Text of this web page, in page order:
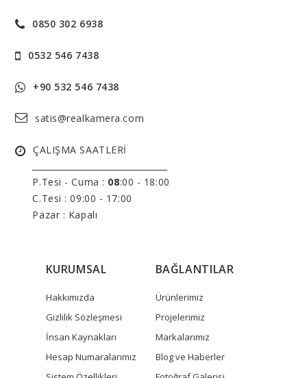
0850 302 6938
0532 546 7438
+90 532 546 7438
satis@realkamera.com
ÇALIŞMA SAATLERİ
P.Tesi - Cuma : 08:00 - 18:00
C.Tesi : 09:00 - 17:00
Pazar : Kapalı
KURUMSAL
Hakkımızda
Gizlilik Sözleşmesi
İnsan Kaynakları
Hesap Numaralarımız
BAĞLANTILAR
Ürünlerimiz
Projelerimiz
Markalarımız
Blog ve Haberler